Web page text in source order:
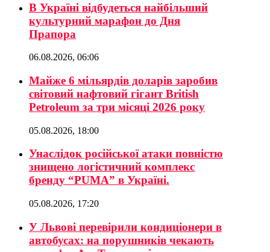
В Україні відбудеться найбільший
культурний марафон до Дня
Прапора
06.08.2026, 06:06
Майже 6 мільярдів доларів заробив
світовий нафтовий гігант British
Petroleum за три місяці 2026 року
05.08.2026, 18:00
Унаслідок російської атаки повністю
знищено логістичний комплекс
бренду “PUMA” в Україні.
05.08.2026, 17:20
У Львові перевірили кондиціонери в
автобусах: на порушників чекають